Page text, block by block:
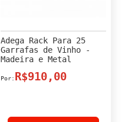
Adega Rack Para 25
Garrafas de Vinho -
Madeira e Metal
R$910,00